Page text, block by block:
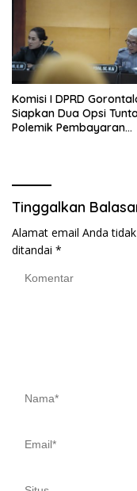
Komisi I DPRD
Siapkan Dua Opsi
Polemik Pembayaran
Tinggalkan
Alamat email Anda
ditandai *